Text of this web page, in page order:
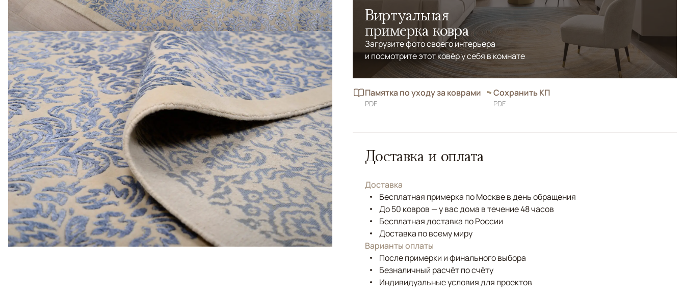
Виртуальная
примерка ковра
Загрузите фото своего интерьера
и посмотрите этот ковёр у себя в комнате
Памятка по уходу за коврами
PDF
Сохранить КП
PDF
Доставка и оплата
Доставка
Бесплатная примерка по Москве в день обращения
До 50 ковров — у вас дома в течение 48 часов
Бесплатная доставка по России
Доставка по всему миру
Варианты оплаты
После примерки и финального выбора
Безналичный расчёт по счёту
Индивидуальные условия для проектов